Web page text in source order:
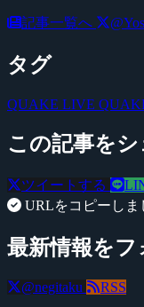
記事一覧へ
タグ
QUAKE LIVE
この記事を
ツイートする
URLをコピーしま
最新情報をフ
@negitaku RSS